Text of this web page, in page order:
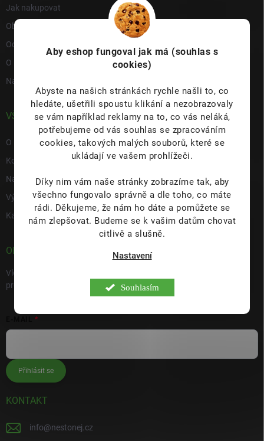
Aby eshop fungoval jak má (souhlas s
cookies)
Abyste na našich stránkách rychle našli to, co
hledáte, ušetřili spoustu klikání a nezobrazovaly
se vám například reklamy na to, co vás neláká,
potřebujeme od vás souhlas se zpracováním
cookies, takových malých souborů, které se
ukládají ve vašem prohlížeči.
Díky nim vám naše stránky zobrazíme tak, aby
všechno fungovalo správně a dle toho, co máte
rádi. Děkujeme, že nám ho dáte a pomůžete se
nám zlepšovat. Budeme se k vašim datům chovat
citlivě a slušně.
Nastavení
Souhlasím
Jak nakupovat
Obchodní podmínky
Ochrana osobních údajů
O nás
Napište nám
VŠE O NÁS
O nás
Kontakty
Napište nám
Výdejní místo s prodejnou Hulín
Kariéra
ODEBÍRAT NEWSLETTER
Vložte svůj e-mail a my vám budeme zasílat informace o nových
produktech na našem e-shopu.
Přihlásit se
KONTAKT
info@nestonej.cz